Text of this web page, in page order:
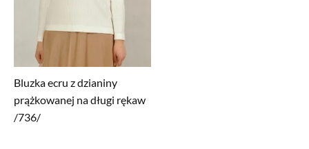
Bluzka ecru z dzianiny
prążkowanej na długi rękaw
/736/